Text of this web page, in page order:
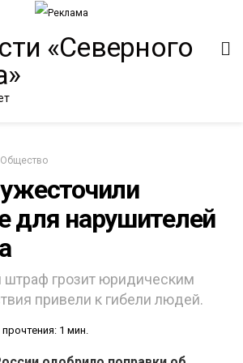
Общество
для нарушителей
грозит юридическим
привели к гибели людей.
1 мин.